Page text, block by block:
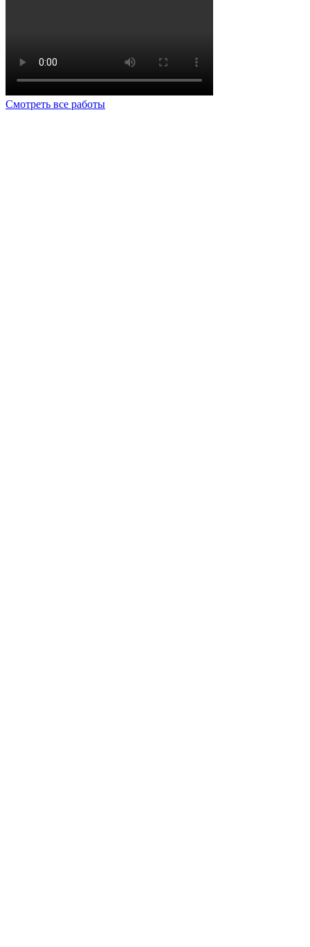
Смотреть все работы